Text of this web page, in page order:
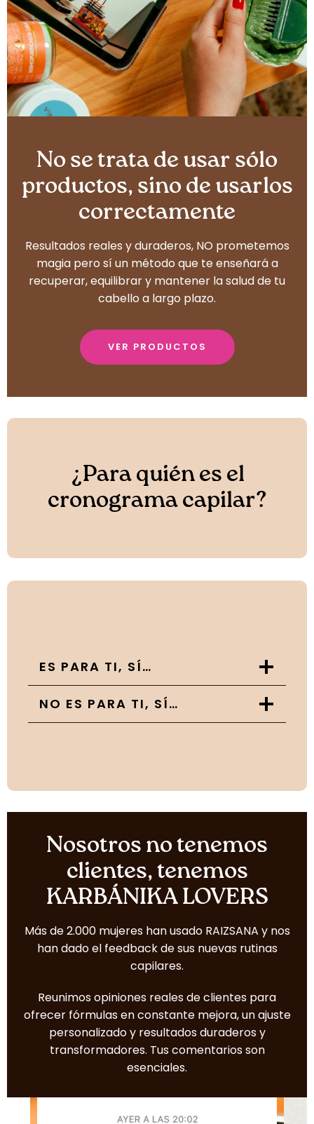
No se trata de usar sólo
productos, sino de usarlos
correctamente
Resultados reales y duraderos, NO prometemos
magia pero sí un método que te enseñará a
recuperar, equilibrar y mantener la salud de tu
cabello a largo plazo.
VER PRODUCTOS
¿Para quién es el
cronograma capilar?
ES PARA TI, SÍ…
NO ES PARA TI, SÍ…
Nosotros no tenemos
clientes, tenemos
KARBÁNIKA LOVERS
Más de 2.000 mujeres han usado RAIZSANA y nos
han dado el feedback de sus nuevas rutinas
capilares.
Reunimos opiniones reales de clientes para
ofrecer fórmulas en constante mejora, un ajuste
personalizado y resultados duraderos y
transformadores. Tus comentarios son
esenciales.